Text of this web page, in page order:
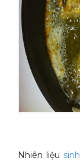
Xe đẩy làm vệ
Nhiên liệu